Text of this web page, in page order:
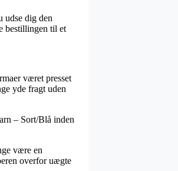
udse dig den
bestillingen til et
været presset
yde fragt uden
– Sort/Blå inden
være en
overfor uægte